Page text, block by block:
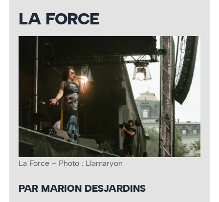
LA FORCE
La Force – Photo : Llamaryon
PAR MARION DESJARDINS